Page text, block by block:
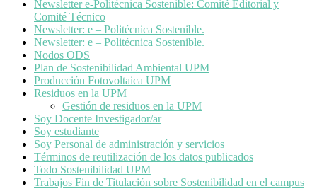
Newsletter e-Politécnica Sostenible: Comité Editorial y
Comité Técnico
Newsletter: e – Politécnica Sostenible.
Newsletter: e – Politécnica Sostenible.
Nodos ODS
Plan de Sostenibilidad Ambiental UPM
Producción Fotovoltaica UPM
Residuos en la UPM
Gestión de residuos en la UPM
Soy Docente Investigador/ar
Soy estudiante
Soy Personal de administración y servicios
Términos de reutilización de los datos publicados
Todo Sostenibilidad UPM
Trabajos Fin de Titulación sobre Sostenibilidad en el campus